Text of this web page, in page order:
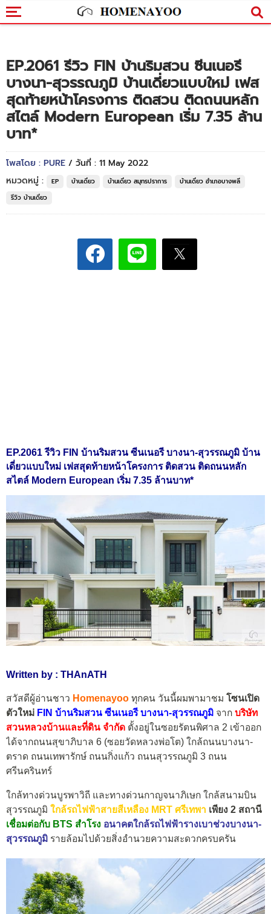
EP.2061 รีวิว FIN บ้านริมสวน ซีนเนอรี
บางนา-สุวรรณภูมิ บ้านเดี่ยวแบบใหม่ เฟส
สุดท้ายหน้าโครงการ ติดสวน ติดถนนหลัก
สไตล์ Modern European เริ่ม 7.35 ล้าน
บาท*
โพสโดย : PURE / วันที่ : 11 May 2022
หมวดหมู่ :
EP บ้านเดี่ยว บ้านเดี่ยว สมุทรปราการ
บ้านเดี่ยว อำเภอบางพลี
รีวิว บ้านเดี่ยว
EP.2061 รีวิว FIN บ้านริมสวน ซีนเนอรี บางนา-สุวรรณภูมิ บ้าน
เดี่ยวแบบใหม่ เฟสสุดท้ายหน้าโครงการ ติดสวน ติดถนนหลัก
สไตล์ Modern European เริ่ม 7.35 ล้านบาท*
Written by : THAnATH
สวัสดีผู้อ่านชาว Homenayoo ทุกคน วันนี้ผมพามาชม โซนเปิด
ตัวใหม่ FIN บ้านริมสวน ซีนเนอรี บางนา-สุวรรณภูมิ จาก บริษัท
สวนหลวงบ้านและที่ดิน จำกัด ตั้งอยู่ในซอยรัตนพิศาล 2 เข้าออก
ได้จากถนนสุขาภิบาล 6 (ซอยวัดหลวงพ่อโต) ใกล้ถนนบางนา-
ตราด ถนนเทพารักษ์ ถนนกิ่งแก้ว ถนนสุวรรณภูมิ 3 ถนน
ศรีนครินทร์
ใกล้ทางด่วนบูรพาวิถี และทางด่วนกาญจนาภิเษก ใกล้สนามบิน
สุวรรณภูมิ ใกล้รถไฟฟ้าสายสีเหลือง MRT ศรีเทพา เพียง 2 สถานี
เชื่อมต่อกับ BTS สำโรง อนาคตใกล้รถไฟฟ้ารางเบาช่วงบางนา-
สุวรรณภูมิ รายล้อมไปด้วยสิ่งอำนวยความสะดวกครบครัน